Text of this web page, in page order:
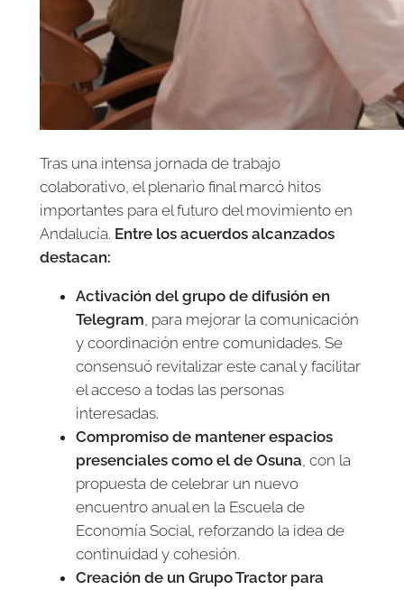
Tras una intensa jornada de trabajo
colaborativo, el plenario final marcó hitos
importantes para el futuro del movimiento en
Andalucía. Entre los acuerdos alcanzados
destacan:
Activación del grupo de difusión en
Telegram , para mejorar la comunicación
y coordinación entre comunidades. Se
consensuó revitalizar este canal y facilitar
el acceso a todas las personas
interesadas.
Compromiso de mantener espacios
presenciales como el de Osuna , con la
propuesta de celebrar un nuevo
encuentro anual en la Escuela de
Economía Social, reforzando la idea de
continuidad y cohesión.
Creación de un Grupo Tractor para